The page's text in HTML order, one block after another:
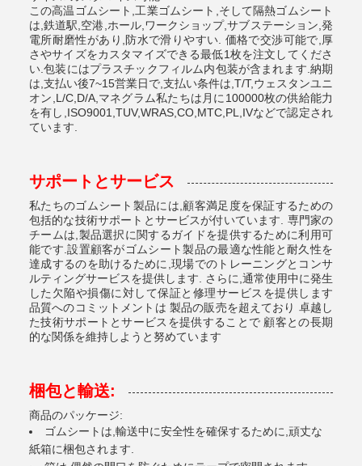
この高温ゴムシート,工業ゴムシート,そして隔熱ゴムシート
は,鉄道駅,空港,ホール,ワークショップ,サブステーション,発
電所耐磨性があり,防水で滑りやすい. 価格で交渉可能で,厚
さやサイズをカスタマイズできる最低1枚を注文してくださ
い.包装にはプラスチックフィルム内包装が含まれます.納期
は,支払い後7~15営業日で,支払い条件は,T/T,ウェスタンユニ
オン,L/C,D/A,マネグラム私たちは月に100000枚の供給能力
を有し,ISO9001,TUV,WRAS,CO,MTC,PL,IVなどで認定され
ています.
サポートとサービス
私たちのゴムシート製品には,顧客満足度を保証するための
包括的な技術サポートとサービスが付いています. 専門家の
チームは,製品選択に関するガイドを提供するために利用可
能です.設置顧客がゴムシート製品の最適な性能と耐久性を
達成するのを助けるために,現場でのトレーニングとコンサ
ルティングサービスを提供します. さらに,通常使用中に発生
した欠陥や損傷に対して保証と修理サービスを提供します
品質へのコミットメントは 製品の販売を超えており 卓越し
た技術サポートとサービスを提供することで 顧客との長期
的な関係を維持しようと努めています
梱包と輸送:
商品のパッケージ:
ゴムシートは,輸送中に安全性を確保するために,頑丈な
紙箱に梱包されます.